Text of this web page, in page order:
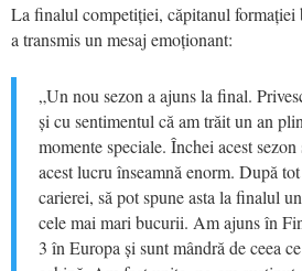
La finalul competiției, căpitanul formației
a transmis un mesaj emoționant:
„Un nou sezon a ajuns la final.
și cu sentimentul că am trăit un an
momente speciale. Închei acest
acest lucru înseamnă enorm. După
carierei, să pot spune asta la finalul
cele mai mari bucurii. Am ajuns în
3 în Europa și sunt mândră de ceea